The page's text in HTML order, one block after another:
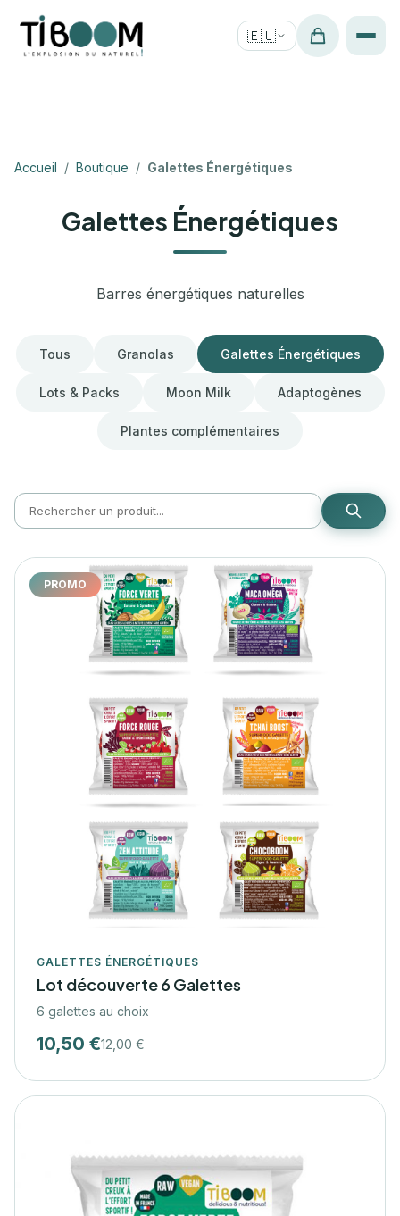
🇪🇺
Accueil / Boutique / Galettes Énergétiques
Galettes Énergétiques
Barres énergétiques naturelles
Tous Granolas Galettes Énergétiques
Lots & Packs Moon Milk Adaptogènes
Plantes complémentaires
PROMO
GALETTES ÉNERGÉTIQUES
Lot découverte 6 Galettes
6 galettes au choix
10,50 €12,00 €